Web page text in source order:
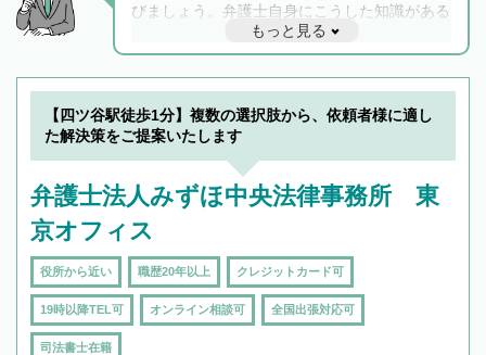
びましょう。弁護士自身にこうした知識がある
と他士業との連携もスムーズに進み、トラブル
解決のみならず相続をトータルで任せることが
できます。また、相続は感情がからむ分野なの
でフィーリングも重要です。実際に電話や面談
で複数の弁護士と会話をしてウマが合う方に依
もっと見る
【四ツ谷駅徒歩1分】複数の選択肢から、依頼者様に適し
た解決策をご提案いたします
弁護士法人みずほ中央法律事務所 東
京オフィス
役所から近い 職歴20年以上 クレジットカード可
19時以降TEL可 オンライン相談可 全国出張対応可
司法書士在籍